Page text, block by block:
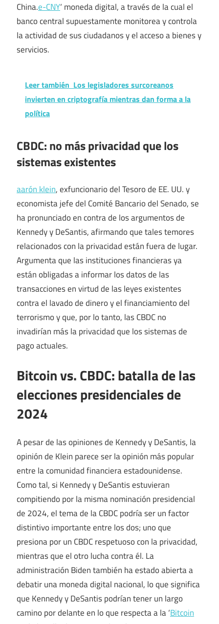
China.e-CNY‘ moneda digital, a través de la cual el
banco central supuestamente monitorea y controla
la actividad de sus ciudadanos y el acceso a bienes y
servicios.
Leer también Los legisladores surcoreanos
invierten en criptografía mientras dan forma a la
política
CBDC: no más privacidad que los
sistemas existentes
aarón klein, exfuncionario del Tesoro de EE. UU. y
economista jefe del Comité Bancario del Senado, se
ha pronunciado en contra de los argumentos de
Kennedy y DeSantis, afirmando que tales temores
relacionados con la privacidad están fuera de lugar.
Argumenta que las instituciones financieras ya
están obligadas a informar los datos de las
transacciones en virtud de las leyes existentes
contra el lavado de dinero y el financiamiento del
terrorismo y que, por lo tanto, las CBDC no
invadirían más la privacidad que los sistemas de
pago actuales.
Bitcoin vs. CBDC: batalla de las
elecciones presidenciales de
2024
A pesar de las opiniones de Kennedy y DeSantis, la
opinión de Klein parece ser la opinión más popular
entre la comunidad financiera estadounidense.
Como tal, si Kennedy y DeSantis estuvieran
compitiendo por la misma nominación presidencial
de 2024, el tema de la CBDC podría ser un factor
distintivo importante entre los dos; uno que
presiona por un CBDC respetuoso con la privacidad,
mientras que el otro lucha contra él. La
administración Biden también ha estado abierta a
debatir una moneda digital nacional, lo que significa
que Kennedy y DeSantis podrían tener un largo
camino por delante en lo que respecta a la ‘Bitcoin